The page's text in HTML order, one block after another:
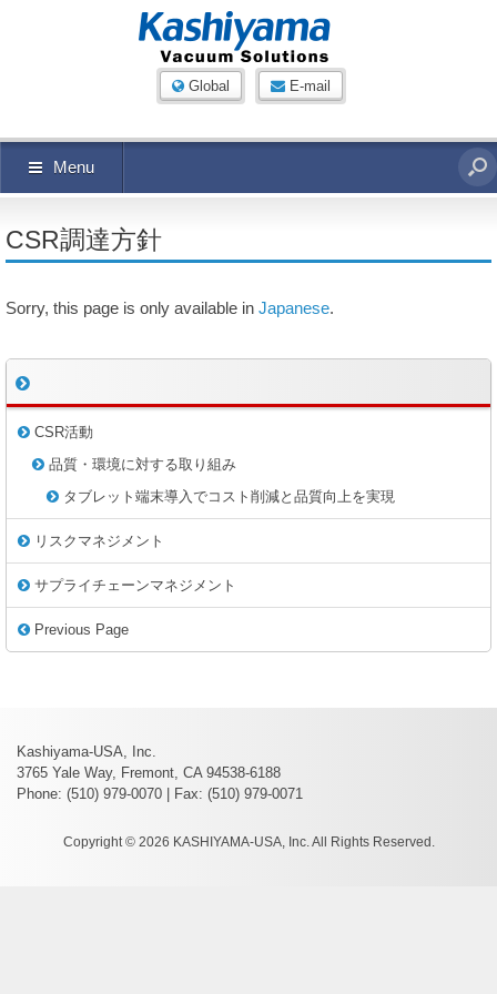
Global E-mail
Menu
CSR調達方針
Sorry, this page is only available in Japanese.
CSR活動
品質・環境に対する取り組み
タブレット端末導入でコスト削減と品質向上を実現
リスクマネジメント
サプライチェーンマネジメント
Previous Page
Kashiyama-USA, Inc.
3765 Yale Way, Fremont, CA 94538-6188
Phone: (510) 979-0070 | Fax: (510) 979-0071
Copyright © 2026 KASHIYAMA-USA, Inc. All Rights Reserved.